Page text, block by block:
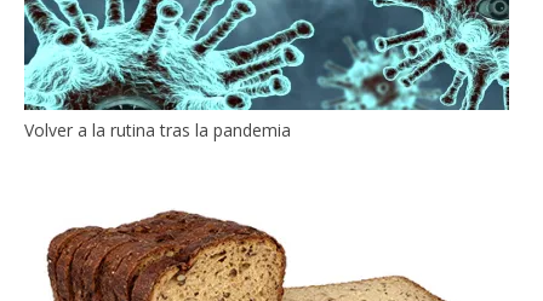
Volver a la rutina tras la pandemia